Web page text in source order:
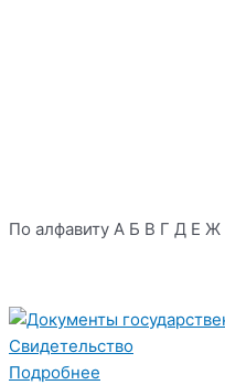
По алфавиту А Б В Г Д Е Ж
Свидетельство
Подробнее